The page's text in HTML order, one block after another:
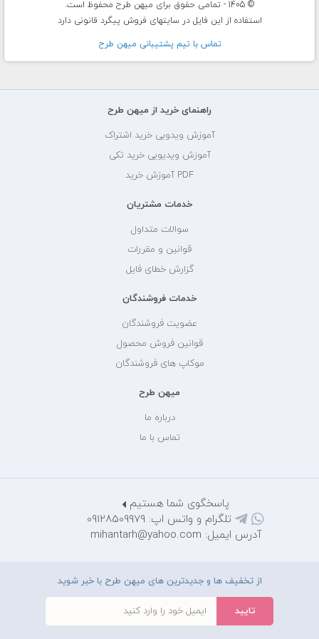
© 1405 - تمامی حقوق برای میهن طرح محفوظ است.
استفاده از این فایل در سایتهای فروش پیگرد قانونی دارد
تماس با تيم پشتيبانی ميهن طرح
راهنمای خرید از میهن طرح
آموزش ویدویی خرید اشتراک
آموزش ویدیویی خرید تکی
PDF آموزش خرید
خدمات مشتریان
سوالات متداول
قوانین و مقررات
گزارش خطای فایل
خدمات فروشندگان
عضویت فروشندگان
قوانین فروش محصول
موکاپ های فروشندگان
میهن طرح
درباره ما
تماس با ما
پاسخگوی شما هستیم
تلگرام و واتس اپ: 09128509979
آدرس ایمیل: mihantarh@yahoo.com
از تخفیف ها و جدیدترین های میهن طرح با خبر شوید